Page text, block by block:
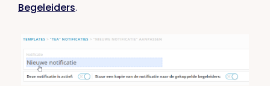
Begeleiders.